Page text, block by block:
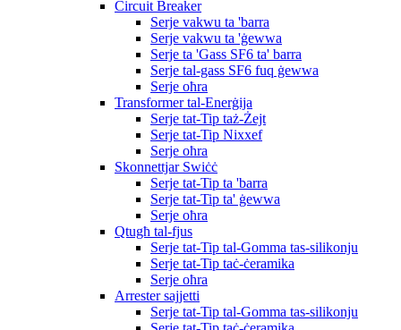
Circuit Breaker
Serje vakwu ta 'barra
Serje vakwu ta 'ġewwa
Serje ta 'Gass SF6 ta' barra
Serje tal-gass SF6 fuq ġewwa
Serje oħra
Transformer tal-Enerġija
Serje tat-Tip taż-Żejt
Serje tat-Tip Nixxef
Serje oħra
Skonnettjar Swiċċ
Serje tat-Tip ta 'barra
Serje tat-Tip ta' ġewwa
Serje oħra
Qtugħ tal-fjus
Serje tat-Tip tal-Gomma tas-silikonju
Serje tat-Tip taċ-ċeramika
Serje oħra
Arrester sajjetti
Serje tat-Tip tal-Gomma tas-silikonju